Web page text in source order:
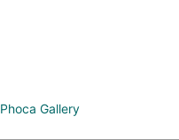
Phoca Gallery